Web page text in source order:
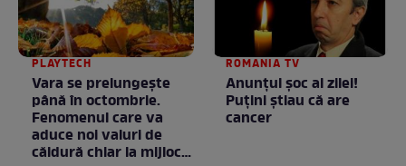
PLAYTECH
Vara se prelungeşte
până în octombrie.
Fenomenul care va
aduce noi valuri de
căldură chiar la mijlocul
ROMANIA TV
Anunţul şoc al zilei!
Puţini ştiau că are
cancer